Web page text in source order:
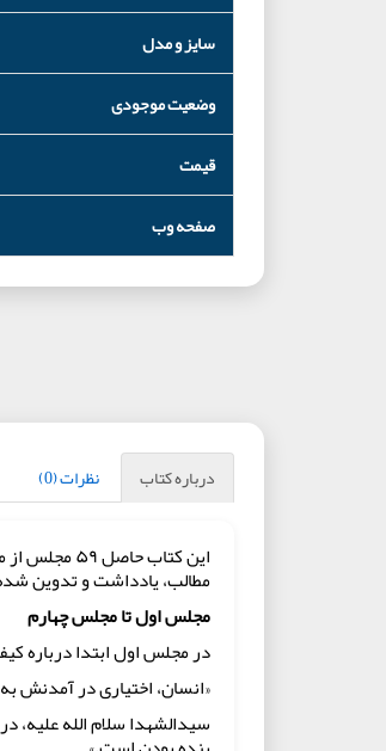
سایز و مدل
وضعیت موجودی
قیمت
صفحه وب
درباره کتاب نظرات (0)
این کتاب
مطالب، یادداشت و تدوین
مجلس اول تا مجلس چهارم
در مجلس اول ابتدا درباره
«انسان، اختیاری در آمدنش
سیدالشهدا سلام الله علیه،